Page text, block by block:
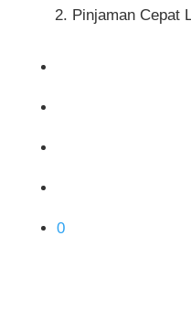
Pinjaman Cepat
0